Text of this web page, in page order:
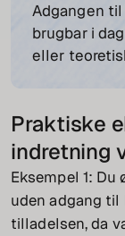
Adgangen
brugbar i
eller
Praktiske
indretning
Eksempel 1:
uden adgang
tilladelsen, da